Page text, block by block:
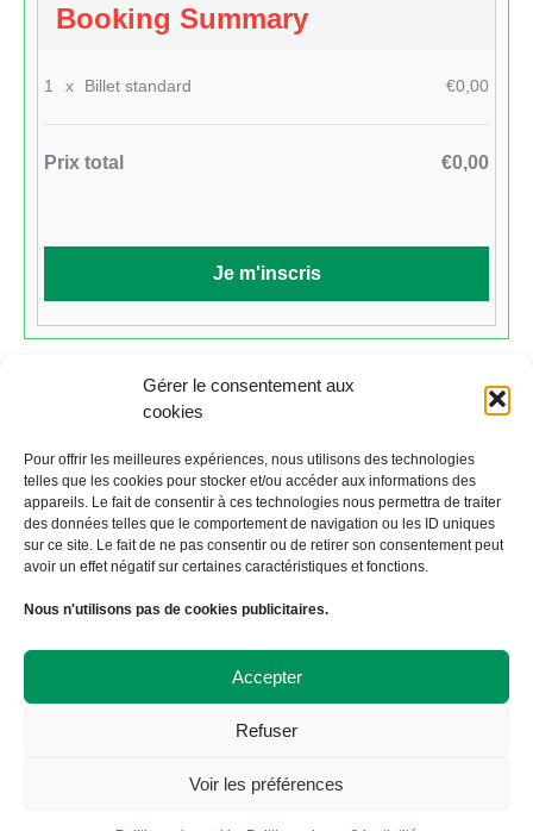
Gérer le consentement aux
cookies
Pour offrir les meilleures expériences, nous utilisons des technologies
telles que les cookies pour stocker et/ou accéder aux informations des
appareils. Le fait de consentir à ces technologies nous permettra de traiter
des données telles que le comportement de navigation ou les ID uniques
sur ce site. Le fait de ne pas consentir ou de retirer son consentement peut
avoir un effet négatif sur certaines caractéristiques et fonctions.
Nous n'utilisons pas de cookies publicitaires.
Accepter
Refuser
Voir les préférences
Booking Summary
1 x Billet standard €0,00
Prix total €0,00
←Évènement précédent Évènement suivant→
108 avenue Victor Hugo
09 72 57 35 57
contact@abicyclette-tulle.fr
Copyright 2023 Association À Bicyclette
Politique de cookies